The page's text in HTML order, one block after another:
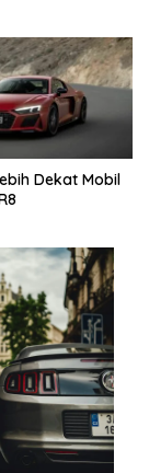
Dekat Mobil